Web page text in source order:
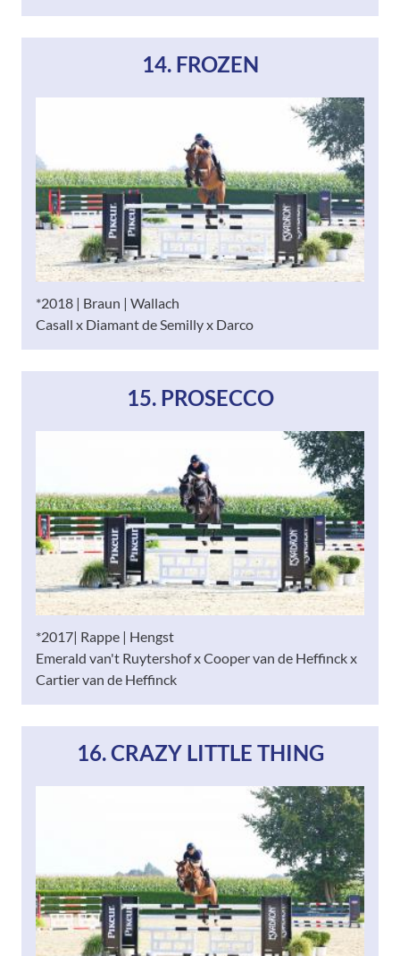
14. FROZEN
*2018 | Braun | Wallach
Casall x Diamant de Semilly x Darco
15. PROSECCO
*2017| Rappe | Hengst
Emerald van't Ruytershof x Cooper van de Heffinck x
Cartier van de Heffinck
16. CRAZY LITTLE THING